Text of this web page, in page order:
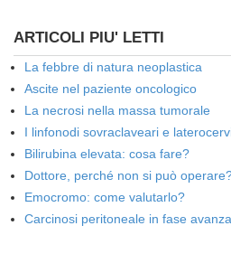
ARTICOLI PIU' LETTI
La febbre di natura neoplastica
Ascite nel paziente oncologico
La necrosi nella massa tumorale
I linfonodi sovraclaveari e
Bilirubina elevata: cosa fare?
Dottore, perché non si può
Emocromo: come valutarlo?
Carcinosi peritoneale in fase